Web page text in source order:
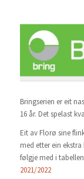
Bringserien er eit
16 år. Det spelast
Eit av Florø sine
med etter ein
følgje med i
2021/2022